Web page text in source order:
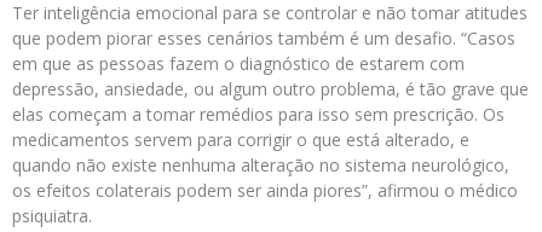
Ter inteligência emocional para se controlar e não tomar atitudes
que podem piorar esses cenários também é um desafio. “Casos
em que as pessoas fazem o diagnóstico de estarem com
depressão, ansiedade, ou algum outro problema, é tão grave que
elas começam a tomar remédios para isso sem prescrição. Os
medicamentos servem para corrigir o que está alterado, e
quando não existe nenhuma alteração no sistema neurológico,
os efeitos colaterais podem ser ainda piores”, afirmou o médico
psiquiatra.